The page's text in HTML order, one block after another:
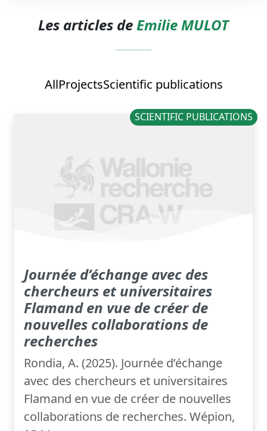
Les articles deEmilie MULOT
AllProjectsScientific publications
SCIENTIFIC PUBLICATIONS
Journée d’échange avec des
chercheurs et universitaires
Flamand en vue de créer de
nouvelles collaborations de
recherches
Rondia, A. (2025). Journée d’échange
avec des chercheurs et universitaires
Flamand en vue de créer de nouvelles
collaborations de recherches. Wépion,